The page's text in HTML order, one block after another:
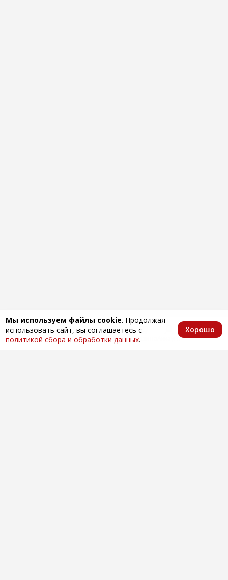
Мы используем файлы cookie. Продолжая
использовать сайт, вы соглашаетесь с
политикой сбора и обработки данных.
Хорошо
Главная КаталогИзбранноеКорзина Аккаунт